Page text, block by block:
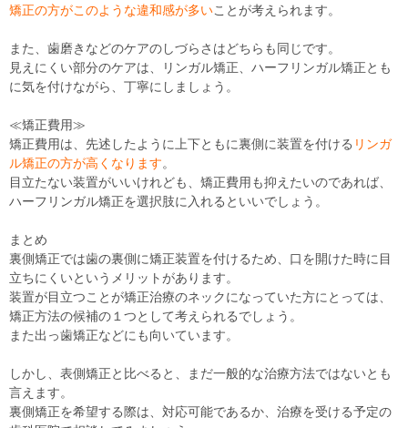
矯正の方がこのような違和感が多いことが考えられます。
また、歯磨きなどのケアのしづらさはどちらも同じです。
見えにくい部分のケアは、リンガル矯正、ハーフリンガル矯正とも
に気を付けながら、丁寧にしましょう。
≪矯正費用≫
矯正費用は、先述したように上下ともに裏側に装置を付ける リンガ
ル矯正の方が高くなります。
目立たない装置がいいけれども、矯正費用も抑えたいのであれば、
ハーフリンガル矯正を選択肢に入れるといいでしょう。
まとめ
裏側矯正では歯の裏側に矯正装置を付けるため、口を開けた時に目
立ちにくいというメリットがあります。
装置が目立つことが矯正治療のネックになっていた方にとっては、
矯正方法の候補の１つとして考えられるでしょう。
また出っ歯矯正などにも向いています。
しかし、表側矯正と比べると、まだ一般的な治療方法ではないとも
言えます。
裏側矯正を希望する際は、対応可能であるか、治療を受ける予定の